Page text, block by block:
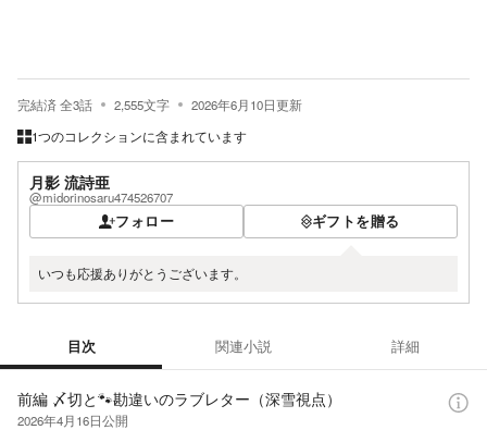
完結済全3話 2,555文字 2026年6月10日更新
1つのコレクションに含まれています
月影 流詩亜
@midorinosaru474526707
フォロー ギフトを贈る
いつも応援ありがとうございます。
目次 関連小説 詳細
前編 〆切と🐾勘違いのラブレター（深雪視点）
2026年4月16日公開